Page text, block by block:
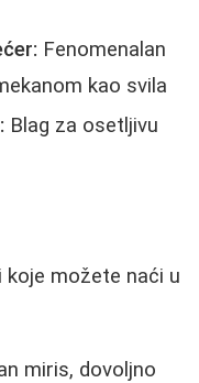
Fenomenalan
kao svila
Blag za osetljivu
koje možete naći u
miris, dovoljno